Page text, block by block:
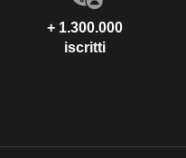
+ 1.300.000
iscritti